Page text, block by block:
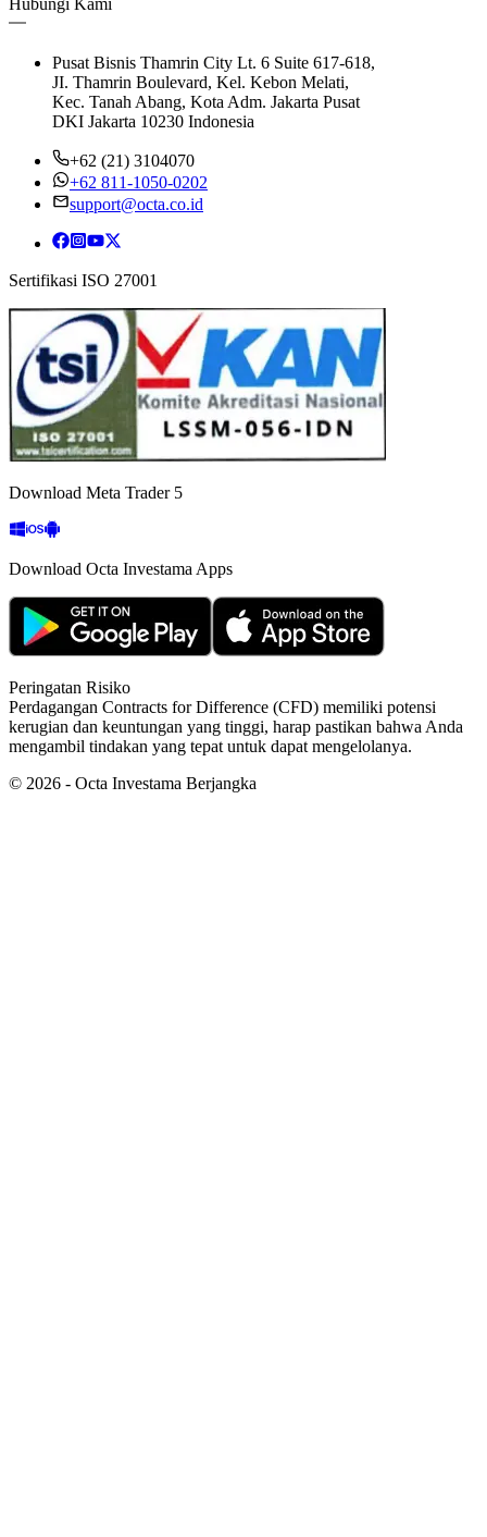
Hubungi Kami
Pusat Bisnis Thamrin City Lt. 6 Suite 617-618,
JI. Thamrin Boulevard, Kel. Kebon Melati,
Kec. Tanah Abang, Kota Adm. Jakarta Pusat
DKI Jakarta 10230 Indonesia
+62 (21) 3104070
+62 811-1050-0202
support@octa.co.id
Sertifikasi ISO 27001
Download Meta Trader 5
Download Octa Investama Apps
Peringatan Risiko
Perdagangan Contracts for Difference (CFD) memiliki potensi
kerugian dan keuntungan yang tinggi, harap pastikan bahwa Anda
mengambil tindakan yang tepat untuk dapat mengelolanya.
© 2026 - Octa Investama Berjangka